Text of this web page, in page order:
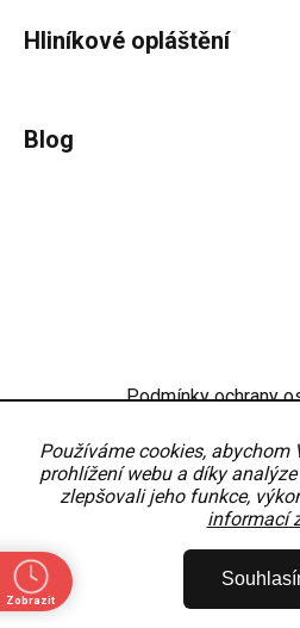
Používáme cookies, abychom
prohlížení webu a díky
zlepšovali jeho funkce,
informací
Hliníkové opláštění
Blog
Podmínky ochrany
Vytvořil Shoptet Premium
Copyright 2026 . Všechna
cookies
Zobrazit